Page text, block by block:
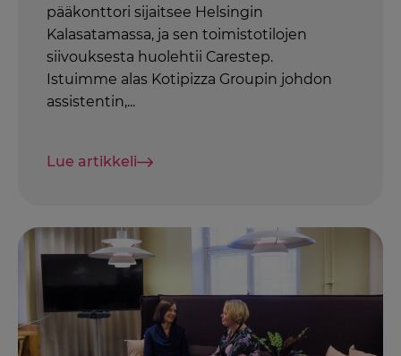
pääkonttori sijaitsee Helsingin
Kalasatamassa, ja sen toimistotilojen
siivouksesta huolehtii Carestep.
Istuimme alas Kotipizza Groupin johdon
assistentin,...
Lue artikkeli